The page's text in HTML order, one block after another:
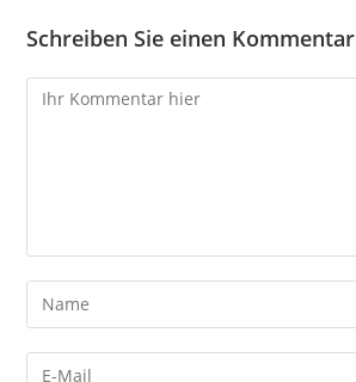
Schreiben Sie einen Kommentar
Kommentare
Gib
deinen
Namen
Gib